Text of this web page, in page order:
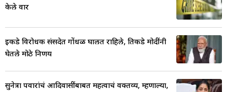
केले वार
इकडे विरोधक संसदेत गोंधळ घालत राहिले, तिकडे मोदींनी
घेतले मोठे निर्णय
सुनेत्रा पवारांचं आदिवासींबाबत महत्वाचं वक्तव्य, म्हणाल्या,